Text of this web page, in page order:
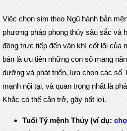
Việc chọn sim theo Ngũ hành bản
phương pháp phong thủy sâu sắc và
động trực tiếp đến vận khí cốt lõi của
bản là ưu tiên những con số mang
dưỡng và phát triển, lựa chọn các số
mạnh nội tại, và quan trọng nhất là
Khắc có thể cản trở, gây bất lợi.
Tuổi Tý mệnh Thủy (ví dụ: